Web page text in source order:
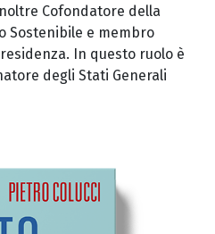
Cofondatore della
Sostenibile e membro
In questo ruolo è
degli Stati Generali